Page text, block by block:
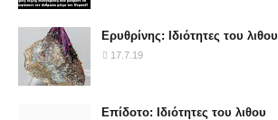
Ερυθρίνης: Ιδιότητες του λιθου
17.7.19
Επίδοτο: Ιδιότητες του λιθου